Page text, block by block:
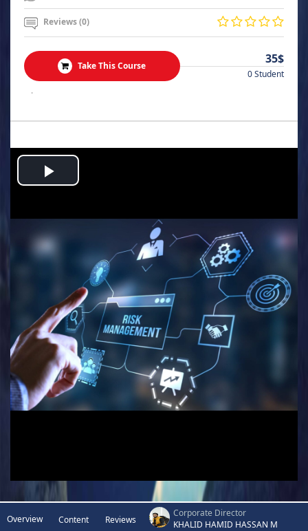
Reviews (0)
Take This Course 35$
0 Student
.
Play
Video
Overview Content Reviews
Corporate Director
KHALID HAMID HASSAN M